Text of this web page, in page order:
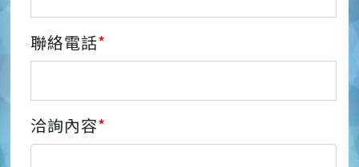
聯絡電話*
洽詢內容*